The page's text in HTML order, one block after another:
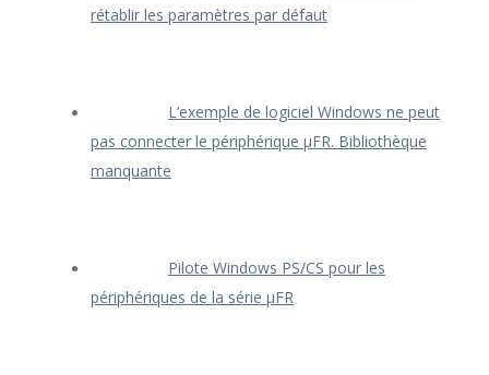
rétablir les paramètres par défaut
L’exemple de logiciel Windows ne peut
pas connecter le périphérique μFR. Bibliothèque
manquante
Pilote Windows PS/CS pour les
périphériques de la série μFR